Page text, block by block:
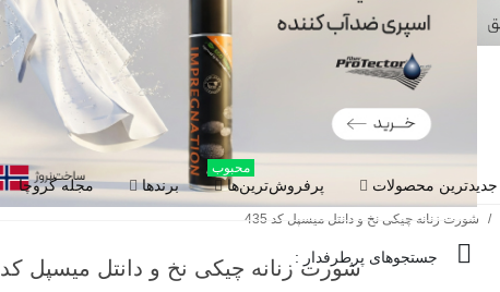
جستجوهای پرطرفدار :
جدیدترین محصولات پرفروش‌ترین‌ها
محبوب
برندها مجله گروچا
/ شورت زنانه چیکی نخ و دانتل میسپل کد 435
شورت زنانه چیکی نخ و دانتل میسپل کد 435